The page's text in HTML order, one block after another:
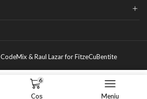
CodeMix &Raul Lazarfor FitzeCuBentite
ADAUGĂ ÎN COȘ
6
Coș Meniu